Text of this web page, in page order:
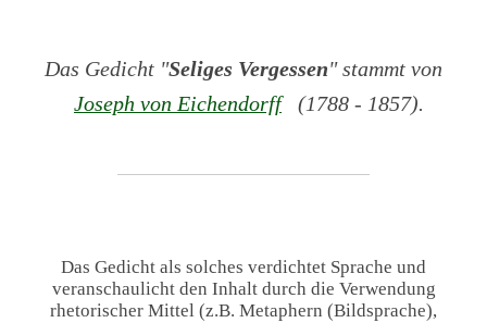
Das Gedicht "Seliges Vergessen" stammt von
Joseph von Eichendorff(1788 - 1857).
Das Gedicht als solches verdichtet Sprache und
veranschaulicht den Inhalt durch die Verwendung
rhetorischer Mittel (z.B. Metaphern (Bildsprache),